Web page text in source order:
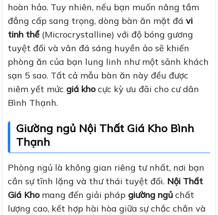
hoàn hảo. Tuy nhiên, nếu bạn muốn nâng tầm
đẳng cấp sang trọng, dòng bàn ăn mặt đá vi
tinh thể (Microcrystalline) với độ bóng gương
tuyệt đối và vân đá sáng huyền ảo sẽ khiến
phòng ăn của bạn lung linh như một sảnh khách
sạn 5 sao. Tất cả mẫu bàn ăn này đều được
niêm yết mức giá khocực kỳ ưu đãi cho cư dân
Bình Thạnh.
Giường ngủ Nội Thất Giá Kho Bình
Thạnh
Phòng ngủ là không gian riêng tư nhất, nơi bạn
cần sự tĩnh lặng và thư thái tuyệt đối. Nội Thất
Giá Khomang đến giải pháp giường ngủ chất
lượng cao, kết hợp hài hòa giữa sự chắc chắn và